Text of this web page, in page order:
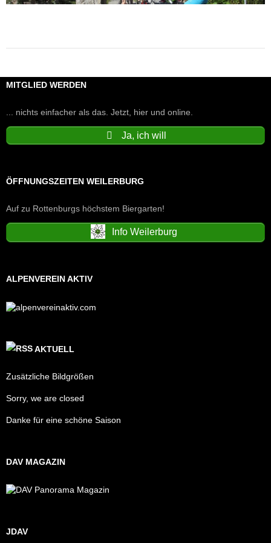
MITGLIED WERDEN
... nichts einfacher als das. Jetzt, hier und online.
Ja, ich will
ÖFFNUNGSZEITEN WEILERBURG
Auf zu Rottenburgs höchstem Biergarten!
Info Weilerburg
ALPENVEREIN AKTIV
AKTUELL
Zusätzliche Bildgrößen
Sorry, we are closed
Danke für eine schöne Saison
DAV MAGAZIN
JDAV